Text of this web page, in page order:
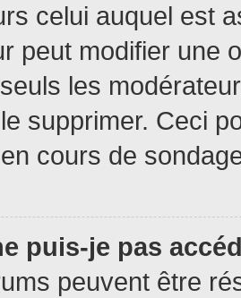
celui auquel est
peut modifier une
les
supprimer. Ceci
cours de
puis-je pas
peuvent être